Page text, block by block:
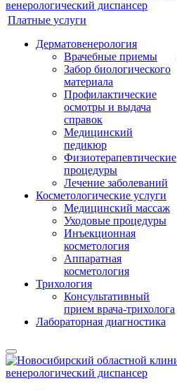
Платные услуги
Дерматовенерология
Врачебные приемы
Забор биологического
материала
Профилактические
осмотры и выдача
справок
Медицинский
педикюр
Физиотерапевтические
процедуры
Лечение заболеваний
Косметологические услуги
Медицинский массаж
Уходовые процедуры
Инъекционная
косметология
Аппаратная
косметология
Трихология
Консультативный
прием врача-трихолога
Лабораторная диагностика